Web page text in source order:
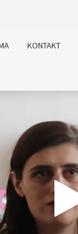
KONTAKT